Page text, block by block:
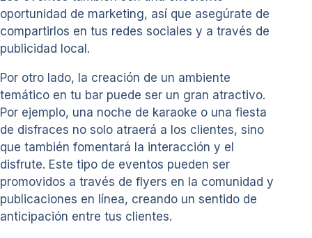
oportunidad de marketing, así que asegúrate de
compartirlos en tus redes sociales y a través de
publicidad local.
Por otro lado, la creación de un ambiente
temático en tu bar puede ser un gran atractivo.
Por ejemplo, una noche de karaoke o una fiesta
de disfraces no solo atraerá a los clientes, sino
que también fomentará la interacción y el
disfrute. Este tipo de eventos pueden ser
promovidos a través de flyers en la comunidad y
publicaciones en línea, creando un sentido de
anticipación entre tus clientes.